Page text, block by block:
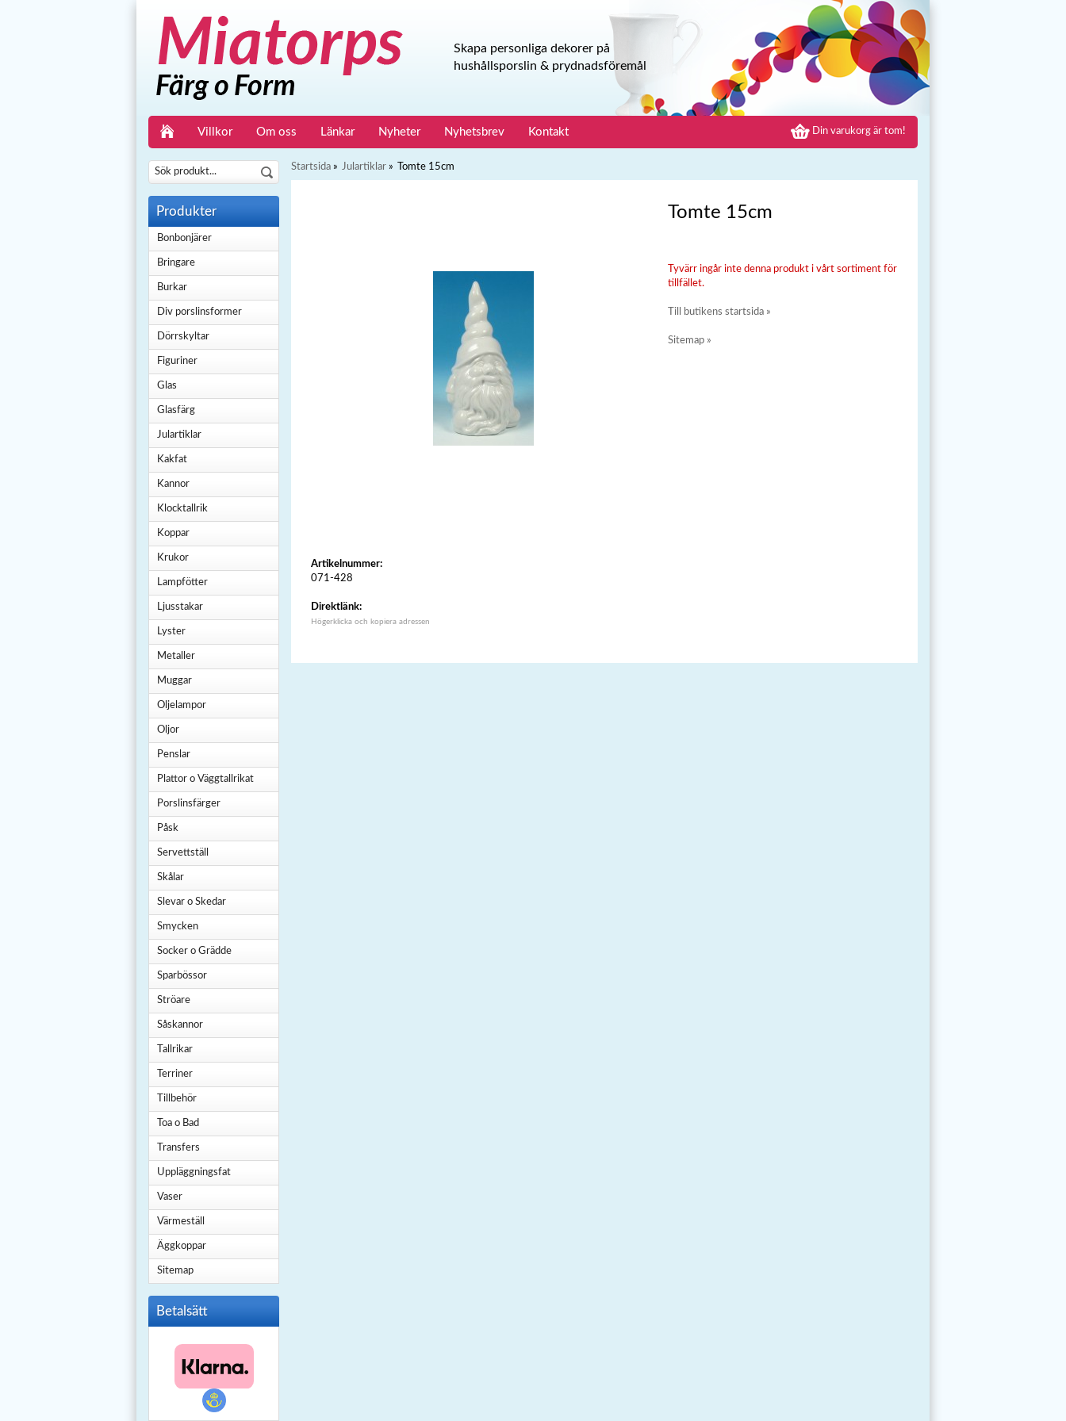
Skapa personliga dekorer på
hushållsporslin & prydnadsföremål
Villkor Om oss Länkar Nyheter Nyhetsbrev Kontakt Din varukorg är tom!
Produkter
Bonbonjärer
Bringare
Burkar
Div porslinsformer
Dörrskyltar
Figuriner
Glas
Glasfärg
Julartiklar
Kakfat
Kannor
Klocktallrik
Koppar
Krukor
Lampfötter
Ljusstakar
Lyster
Metaller
Muggar
Oljelampor
Oljor
Penslar
Plattor o Väggtallrikat
Porslinsfärger
Påsk
Servettställ
Skålar
Slevar o Skedar
Smycken
Socker o Grädde
Sparbössor
Ströare
Såskannor
Tallrikar
Terriner
Tillbehör
Toa o Bad
Transfers
Uppläggningsfat
Vaser
Värmeställ
Äggkoppar
Sitemap
Betalsätt
Startsida » Julartiklar » Tomte 15cm
Artikelnummer:
071-428
Direktlänk:
Högerklicka och kopiera adressen
Tomte 15cm
Tyvärr ingår inte denna produkt i vårt sortiment för
tillfället.
Till butikens startsida »
Sitemap »